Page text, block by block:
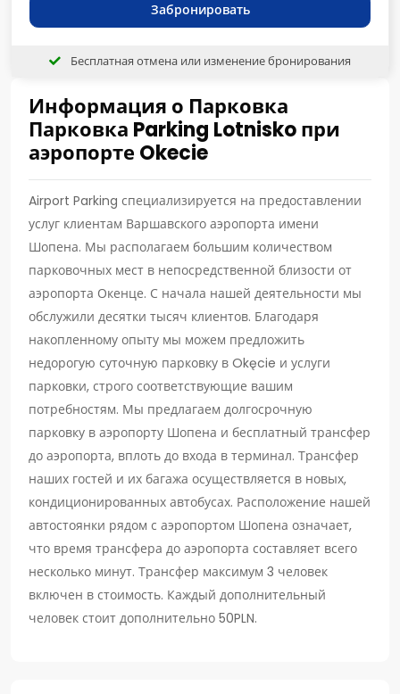
Информация о Парковка
Парковка Parking Lotnisko при
аэропорте Okecie
Airport Parking специализируется на предоставлении
услуг клиентам Варшавского аэропорта имени
Шопена. Мы располагаем большим количеством
парковочных мест в непосредственной близости от
аэропорта Окенце. С начала нашей деятельности мы
обслужили десятки тысяч клиентов. Благодаря
накопленному опыту мы можем предложить
недорогую суточную парковку в Okęcie и услуги
парковки, строго соответствующие вашим
потребностям. Мы предлагаем долгосрочную
парковку в аэропорту Шопена и бесплатный трансфер
до аэропорта, вплоть до входа в терминал. Трансфер
наших гостей и их багажа осуществляется в новых,
кондиционированных автобусах. Расположение нашей
автостоянки рядом с аэропортом Шопена означает,
что время трансфера до аэропорта составляет всего
несколько минут. Трансфер максимум 3 человек
включен в стоимость. Каждый дополнительный
человек стоит дополнительно 50PLN.
Забронировать
Бесплатная отмена или изменение бронирования